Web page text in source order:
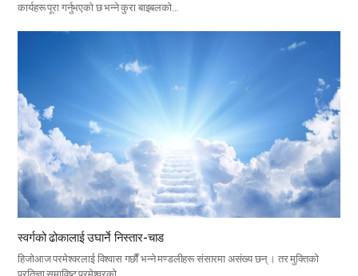
कार्यहरू पूरा गर्नुभएको छ भन्ने कुरा बाइबलको…
स्वर्गको ढोकालाई उघार्ने निस्तार-चाड
हिजोआज परमेश्वरलाई विश्वास गर्छौं भन्ने मण्डलीहरू संसारमा असंख्य छन् । तर मुक्तिको